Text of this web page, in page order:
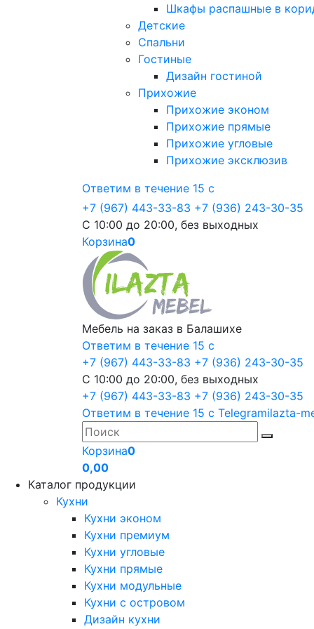
Шкафы распашные в
Детские
Спальни
Гостиные
Дизайн гостиной
Прихожие
Прихожие эконом
Прихожие прямые
Прихожие угловые
Прихожие эксклюзив
Ответим в течение 15 с
+7 (967) 443-33-83 +7 (936) 243-30-35
С 10:00 до 20:00, без выходных
Корзина0
Мебель на заказ в Балашихе
Ответим в течение 15 с
+7 (967) 443-33-83 +7 (936) 243-30-35
С 10:00 до 20:00, без выходных
+7 (967) 443-33-83 +7 (936) 243-30-35
Ответим в течение 15 с Telegramilazta-
Корзина0
0,00
Каталог продукции
Кухни
Кухни эконом
Кухни премиум
Кухни угловые
Кухни прямые
Кухни модульные
Кухни с островом
Дизайн кухни